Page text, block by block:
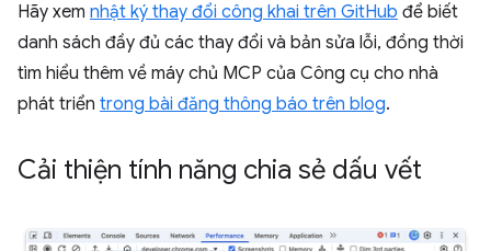
Hãy xem nhật ký thay đổi công khai trên GitHub để biết
danh sách đầy đủ các thay đổi và bản sửa lỗi, đồng thời
tìm hiểu thêm về máy chủ MCP của Công cụ cho nhà
phát triển trong bài đăng thông báo trên blog.
Cải thiện tính năng chia sẻ dấu vết